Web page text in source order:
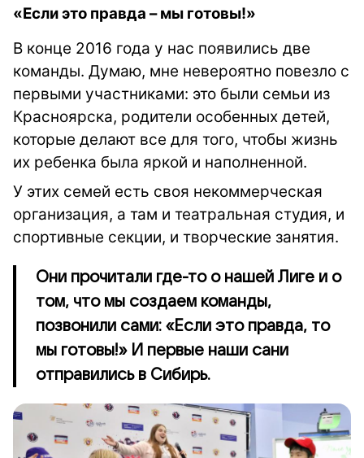
«Если это правда – мы готовы!»
В конце 2016 года у нас появились две
команды. Думаю, мне невероятно повезло с
первыми участниками: это были семьи из
Красноярска, родители особенных детей,
которые делают все для того, чтобы жизнь
их ребенка была яркой и наполненной.
У этих семей есть своя некоммерческая
организация, а там и театральная студия, и
спортивные секции, и творческие занятия.
Они прочитали где-то о нашей Лиге и о
том, что мы создаем команды,
позвонили сами: «Если это правда, то
мы готовы!» И первые наши сани
отправились в Сибирь.